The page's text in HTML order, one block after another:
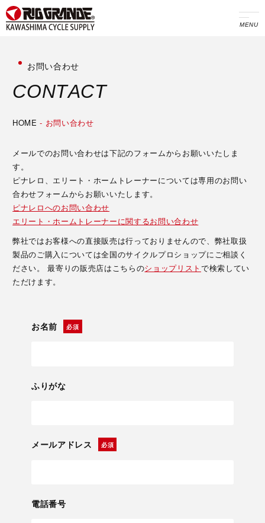
MENU
お問い合わせ
CONTACT
HOME - お問い合わせ
メールでのお問い合わせは下記のフォームからお願いいたしま
す。
ピナレロ、エリート・ホームトレーナーについては専用のお問い
合わせフォームからお願いいたします。
ピナレロへのお問い合わせ
エリート・ホームトレーナーに関するお問い合わせ
弊社ではお客様への直接販売は行っておりませんので、弊社取扱
製品のご購入については全国のサイクルプロショップにご相談く
ださい。 最寄りの販売店はこちらのショップリスト で検索してい
ただけます。
お名前
ふりがな
メールアドレス
電話番号